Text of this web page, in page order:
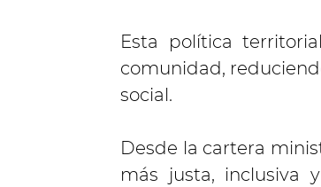
Esta política
comunidad,
social.
Desde la cartera
más justa, inclusiva